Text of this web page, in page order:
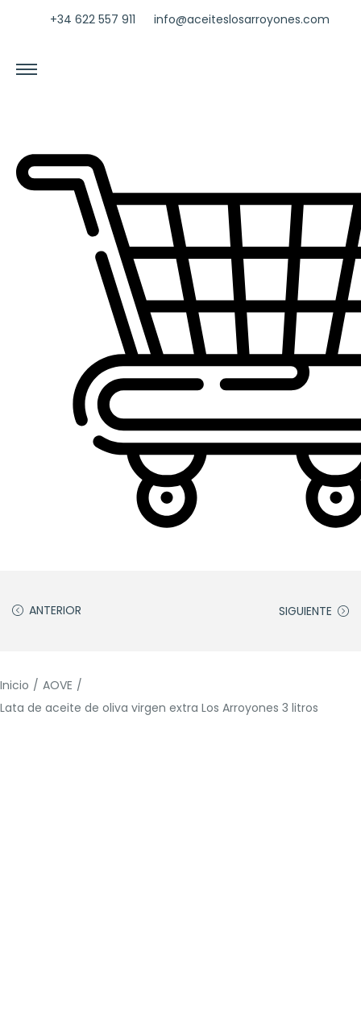
+34 622 557 911 info@aceiteslosarroyones.com
ANTERIOR SIGUIENTE
Inicio / AOVE /
Lata de aceite de oliva virgen extra Los Arroyones 3 litros